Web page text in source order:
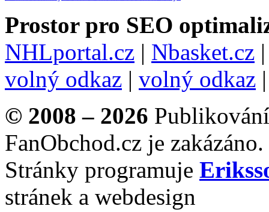
Prostor pro SEO
NHLportal.cz | Nbasket.cz
volný odkaz | volný odkaz
© 2008 – 2026
FanObchod.cz je zakázáno.
Stránky programuje
stránek a webdesign